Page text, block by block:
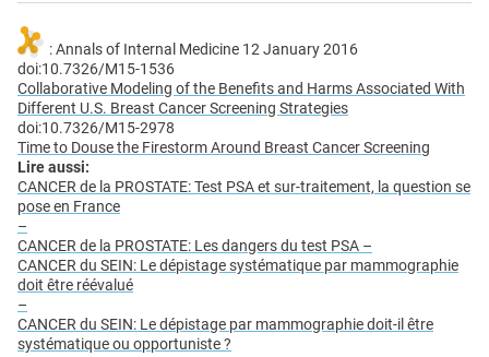
: Annals of Internal Medicine 12 January 2016
doi:10.7326/M15-1536
Collaborative Modeling of the Benefits and Harms Associated With
Different U.S. Breast Cancer Screening Strategies
doi:10.7326/M15-2978
Time to Douse the Firestorm Around Breast Cancer Screening
Lire aussi:
CANCER de la PROSTATE: Test PSA et sur-traitement, la question se
pose en France
–
CANCER de la PROSTATE: Les dangers du test PSA –
CANCER du SEIN: Le dépistage systématique par mammographie
doit être réévalué
–
CANCER du SEIN: Le dépistage par mammographie doit-il être
systématique ou opportuniste ?